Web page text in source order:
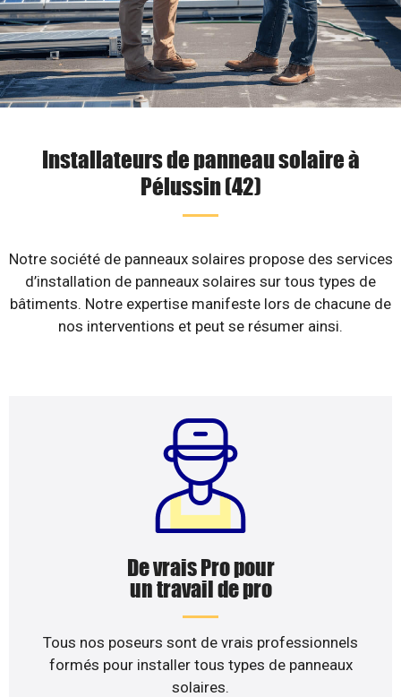
Installateurs de panneau solaire à
Pélussin (42)
Notre société de panneaux solaires propose des services
d’installation de panneaux solaires sur tous types de
bâtiments. Notre expertise manifeste lors de chacune de
nos interventions et peut se résumer ainsi.
De vrais Pro pour
un travail de pro
Tous nos poseurs sont de vrais professionnels
formés pour installer tous types de panneaux
solaires.